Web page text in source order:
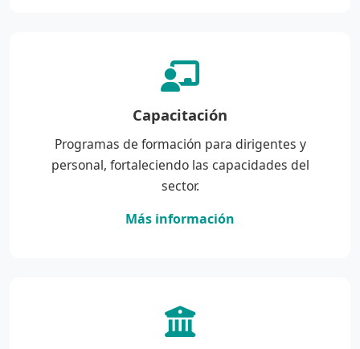
Capacitación
Programas de formación para dirigentes y
personal, fortaleciendo las capacidades del
sector.
Más información